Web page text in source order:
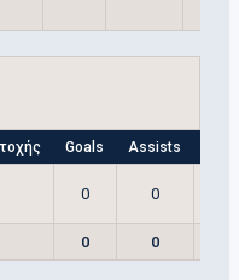
Goals Assists
0 0
0 0